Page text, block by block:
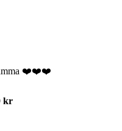
❤️❤️❤️
kr